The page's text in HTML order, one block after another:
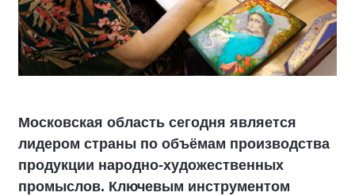
Московская область сегодня является
лидером страны по объёмам производства
продукции народно-художественных
промыслов. Ключевым инструментом